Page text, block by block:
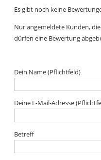
Es gibt noch keine
Nur angemeldete Kunden,
dürfen eine Bewertung
Dein Name (Pflichtfeld)
Deine E-Mail-Adresse
Betreff